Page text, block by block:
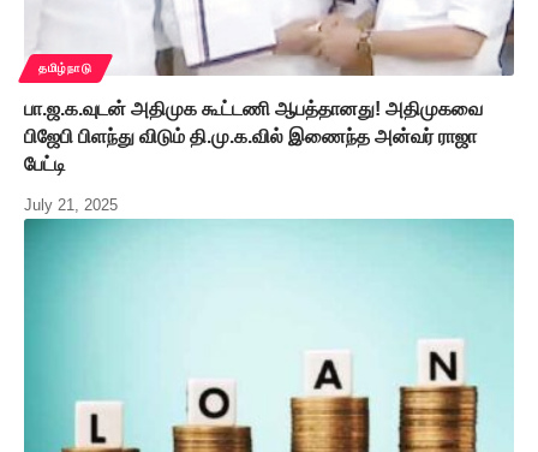
தமிழ்நாடு
பா.ஜ.க.வுடன் அதிமுக கூட்டணி ஆபத்தானது! அதிமுகவை
பிஜேபி பிளந்து விடும் தி.மு.க.வில் இணைந்த அன்வர் ராஜா
பேட்டி
July 21, 2025